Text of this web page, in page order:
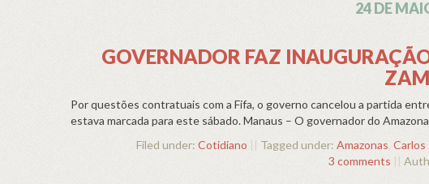
24 DE
GOVERNADOR FAZ
Por questões contratuais com a Fifa, o governo cancelou a partida
estava marcada para este sábado. Manaus – O governador do
Filed under: Cotidiano || Tagged under: Amazonas, Carlos
3 comments ||